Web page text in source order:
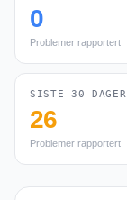
0
Problemer rapportert
SISTE 30 DAGER
26
Problemer rapportert